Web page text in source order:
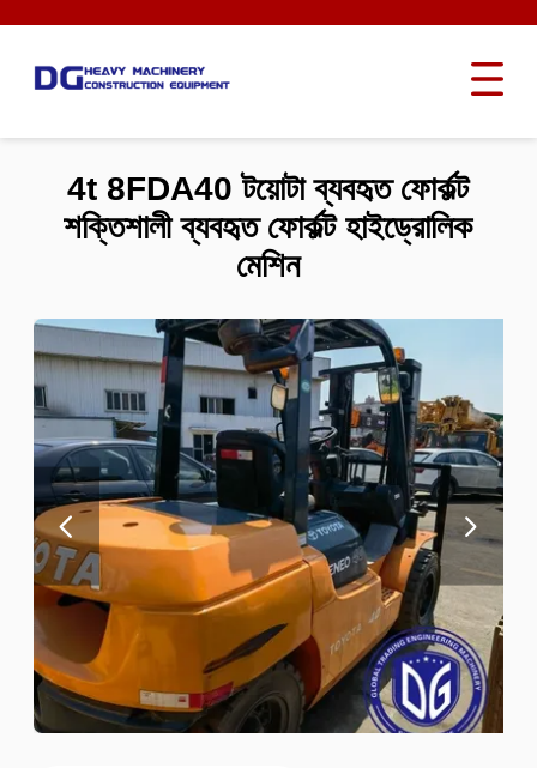
4t 8FDA40 টয়োটা ব্যবহৃত ফোর্কল্ট
শক্তিশালী ব্যবহৃত ফোর্কল্ট হাইড্রোলিক
মেশিন